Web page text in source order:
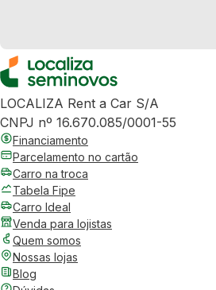
LOCALIZA Rent a Car S/A
CNPJ nº 16.670.085/0001-55
Financiamento
Parcelamento no cartão
Carro na troca
Tabela Fipe
Carro Ideal
Venda para lojistas
Quem somos
Nossas lojas
Blog